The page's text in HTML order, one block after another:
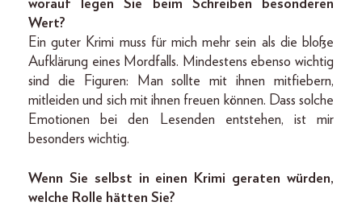
worauf legen Sie beim Schreiben besonderen
Wert?
Ein guter Krimi muss für mich mehr sein als die bloße
Aufklärung eines Mordfalls. Mindestens ebenso wichtig
sind die Figuren: Man sollte mit ihnen mitfiebern,
mitleiden und sich mit ihnen freuen können. Dass solche
Emotionen bei den Lesenden entstehen, ist mir
besonders wichtig.
Wenn Sie selbst in einen Krimi geraten würden,
welche Rolle hätten Sie?